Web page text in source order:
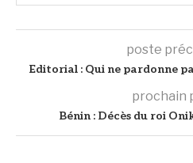
poste
Editorial : Qui ne pardonne
prochain
Bénin : Décès du roi